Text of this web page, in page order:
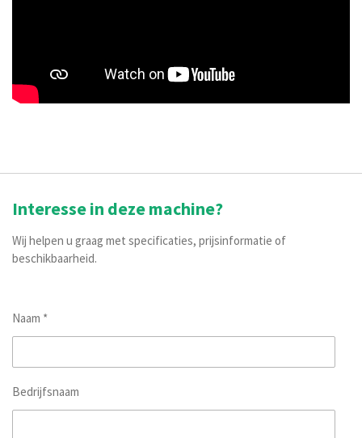
Interesse in deze machine?
Wij helpen u graag met specificaties, prijsinformatie of
beschikbaarheid.
Naam *
Bedrijfsnaam